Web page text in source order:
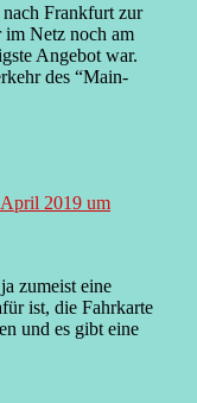
Frankfurt zur
Netz noch am
Angebot war.
des “Main-
2019 um
zumeist eine
ist, die Fahrkarte
und es gibt eine